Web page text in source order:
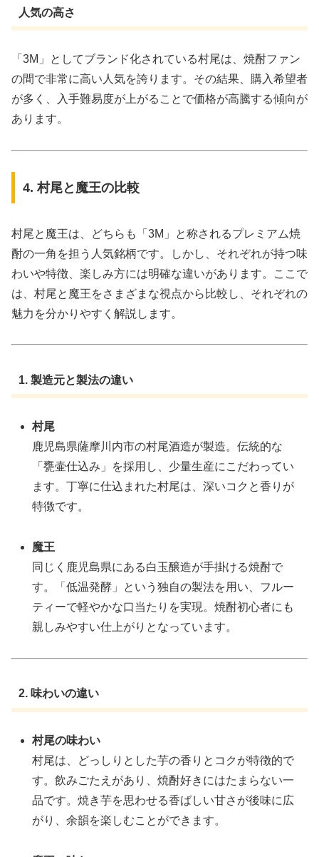
人気の高さ
「3M」としてブランド化されている村尾は、焼酎ファン
の間で非常に高い人気を誇ります。その結果、購入希望者
が多く、入手難易度が上がることで価格が高騰する傾向が
あります。
4. 村尾と魔王の比較
村尾と魔王は、どちらも「3M」と称されるプレミアム焼
酎の一角を担う人気銘柄です。しかし、それぞれが持つ味
わいや特徴、楽しみ方には明確な違いがあります。ここで
は、村尾と魔王をさまざまな視点から比較し、それぞれの
魅力を分かりやすく解説します。
1. 製造元と製法の違い
村尾
鹿児島県薩摩川内市の村尾酒造が製造。伝統的な
「甕壷仕込み」を採用し、少量生産にこだわってい
ます。丁寧に仕込まれた村尾は、深いコクと香りが
特徴です。
魔王
同じく鹿児島県にある白玉醸造が手掛ける焼酎で
す。「低温発酵」という独自の製法を用い、フルー
ティーで軽やかな口当たりを実現。焼酎初心者にも
親しみやすい仕上がりとなっています。
2. 味わいの違い
村尾の味わい
村尾は、どっしりとした芋の香りとコクが特徴的で
す。飲みごたえがあり、焼酎好きにはたまらない一
品です。焼き芋を思わせる香ばしい甘さが後味に広
がり、余韻を楽しむことができます。